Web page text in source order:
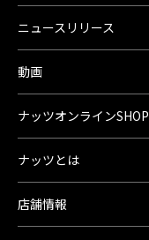
ニュースリリース
動画
ナッツオンラインSHOP
ナッツとは
店舗情報